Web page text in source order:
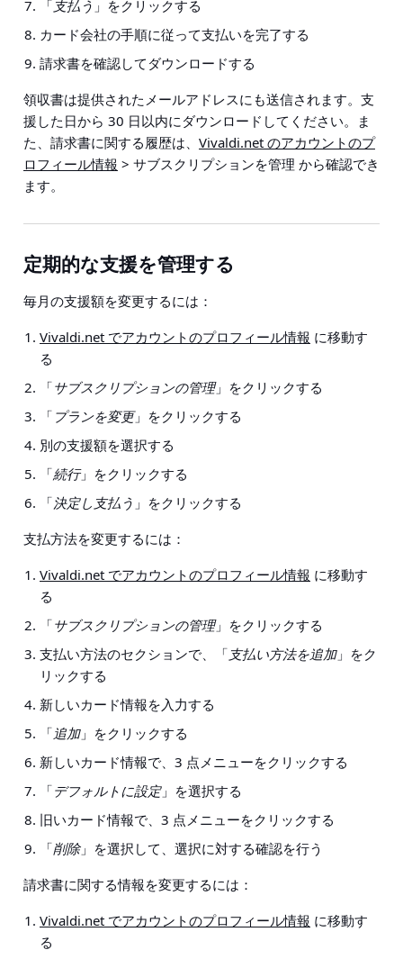
「 支払う 」をクリックする
カード会社の手順に従って支払いを完了する
請求書を確認してダウンロードする
領収書は提供されたメールアドレスにも送信されます。支
援した日から 30 日以内にダウンロードしてください。ま
た、請求書に関する履歴は、 Vivaldi.net のアカウントのプ
ロフィール情報 > サブスクリプションを管理 から確認でき
ます。
定期的な支援を管理する
毎月の支援額を変更するには：
Vivaldi.net でアカウントのプロフィール情報 に移動す
る
「サブスクリプションの管理」をクリックする
「 プランを変更」をクリックする
別の支援額を選択する
「続行」をクリックする
「決定し支払う 」をクリックする
支払方法を変更するには：
Vivaldi.net でアカウントのプロフィール情報 に移動す
る
「サブスクリプションの管理」をクリックする
支払い方法のセクションで、「 支払い方法を追加」をク
リックする
新しいカード情報を入力する
「追加」をクリックする
新しいカード情報で、3 点メニューをクリックする
「デフォルトに設定」を選択する
旧いカード情報で、3 点メニューをクリックする
「削除」を選択して、選択に対する確認を行う
請求書に関する情報を変更するには：
Vivaldi.net でアカウントのプロフィール情報 に移動す
る